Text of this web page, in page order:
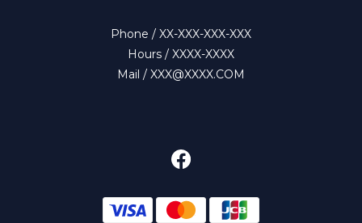
Phone / XX-XXX-XXX-XXX
Hours / XXXX-XXXX
Mail / XXX@XXXX.COM